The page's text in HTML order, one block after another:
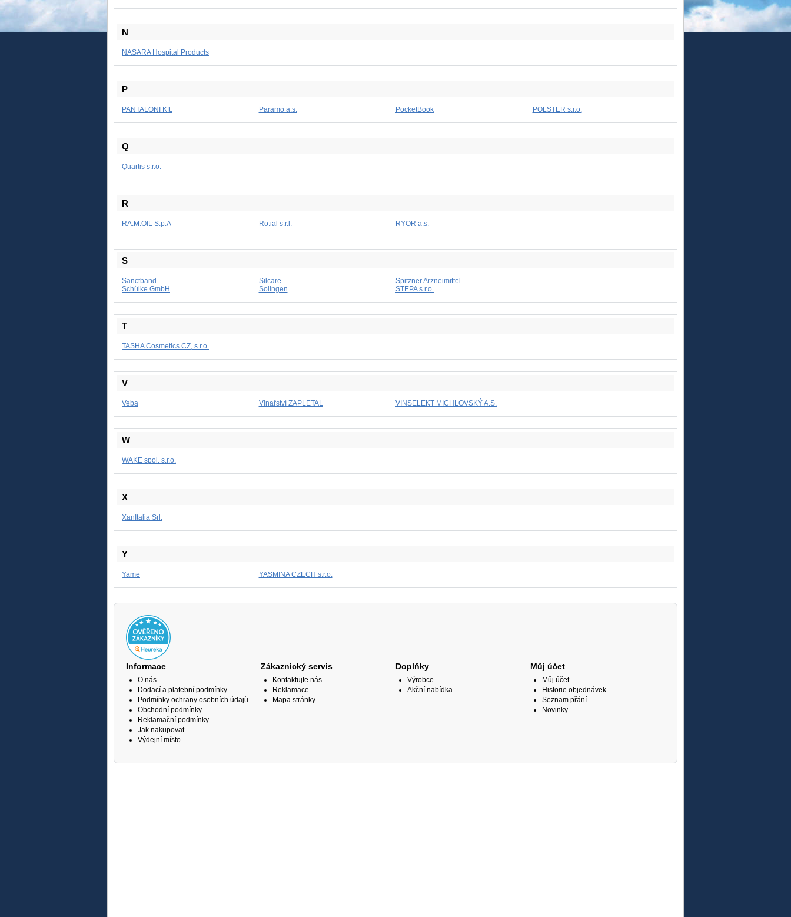
N
NASARA Hospital Products
P
PANTALONI Kft. Paramo a.s. PocketBook POLSTER s.r.o.
Q
Quartis s.r.o.
R
RA.M.OIL S.p.A Ro.ial s.r.l. RYOR a.s.
S
Sanctband
Schülke GmbH
Silcare
Solingen
Spitzner Arzneimittel
STEPA s.r.o.
T
TASHA Cosmetics CZ, s.r.o.
V
Veba Vinařství ZAPLETAL VINSELEKT MICHLOVSKÝ A.S.
W
WAKE spol. s.r.o.
X
XanItalia Srl.
Y
Yame YASMINA CZECH s.r.o.
Informace
O nás
Dodací a platební podmínky
Podmínky ochrany osobních údajů
Obchodní podmínky
Reklamační podmínky
Jak nakupovat
Výdejní místo
Zákaznický servis
Kontaktujte nás
Reklamace
Mapa stránky
Doplňky
Výrobce
Akční nabídka
Můj účet
Můj účet
Historie objednávek
Seznam přání
Novinky